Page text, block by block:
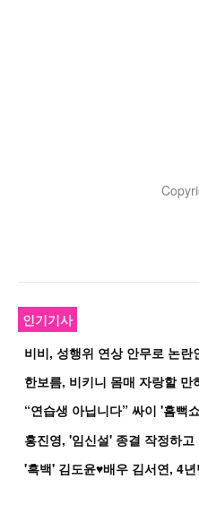
인기기사
한보름, 비키니 몸매 자랑할